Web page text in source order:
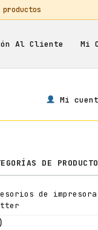
Al Cliente Mi
Mi
DE
de